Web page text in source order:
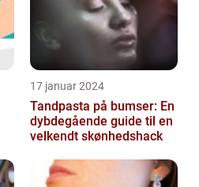
17 januar 2024
Tandpasta på bumser: En
dybdegående guide til en
velkendt skønhedshack